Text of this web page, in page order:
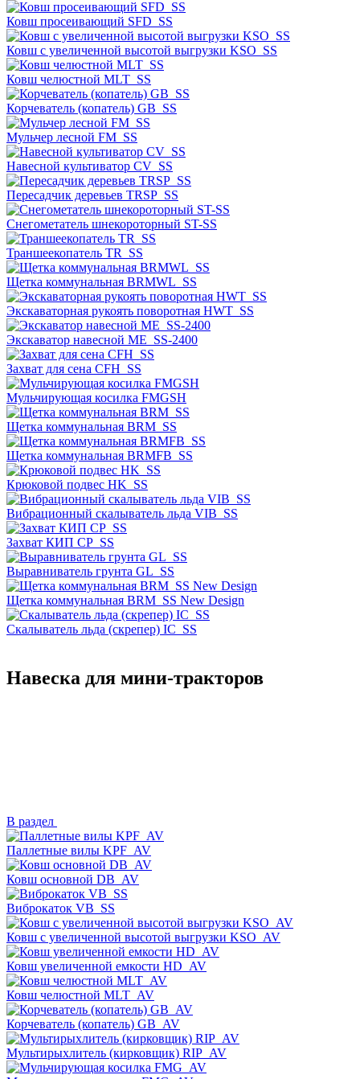
Ковш просеивающий SFD_SS
Ковш с увеличенной высотой выгрузки KSO_SS
Ковш челюстной MLT_SS
Корчеватель (копатель) GB_SS
Мульчер лесной FM_SS
Навесной культиватор CV_SS
Пересадчик деревьев TRSP_SS
Снегометатель шнекороторный ST-SS
Траншеекопатель TR_SS
Щетка коммунальная BRMWL_SS
Экскаваторная рукоять поворотная HWT_SS
Экскаватор навесной ME_SS-2400
Захват для сена CFH_SS
Мульчирующая косилка FMGSH
Щетка коммунальная BRM_SS
Щетка коммунальная BRMFB_SS
Крюковой подвес HK_SS
Вибрационный скалыватель льда VIB_SS
Захват КИП CP_SS
Выравниватель грунта GL_SS
Щетка коммунальная BRM_SS New Design
Скалыватель льда (скрепер) IC_SS
Навеска для мини-тракторов
В раздел
Паллетные вилы KPF_AV
Ковш основной DB_AV
Виброкаток VB_SS
Ковш с увеличенной высотой выгрузки KSO_AV
Ковш увеличенной емкости HD_AV
Ковш челюстной MLT_AV
Корчеватель (копатель) GB_AV
Мультирыхлитель (кирковщик) RIP_AV